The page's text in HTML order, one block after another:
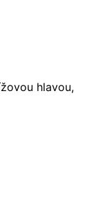
hlavou,